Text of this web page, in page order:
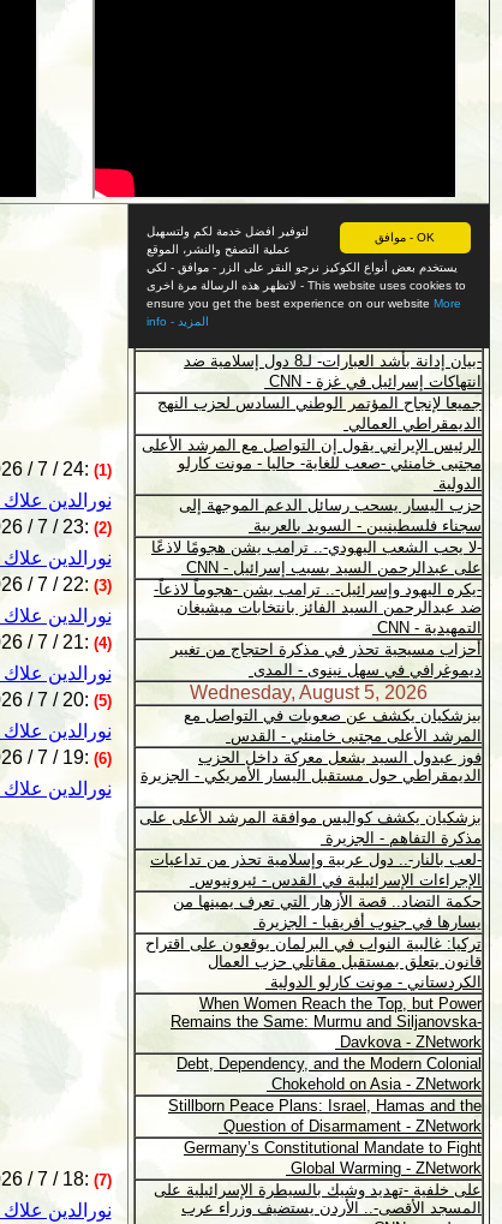
/ 7 / 24: (1)
نورالدين
/ 7 / 23: (2)
نورالدين
/ 7 / 22: (3)
نورالدين
/ 7 / 21: (4)
نورالدين
/ 7 / 20: (5)
نورالدين
/ 7 / 19: (6)
نورالدين
/ 7 / 18: (7)
نورالدين